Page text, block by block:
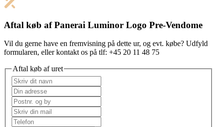
Aftal køb af Panerai Luminor Logo Pre-Vendome
Vil du gerne have en fremvisning på dette ur, og evt. købe? Udfyld
formularen, eller kontakt os på tlf: +45 20 11 48 75
Aftal køb af uret